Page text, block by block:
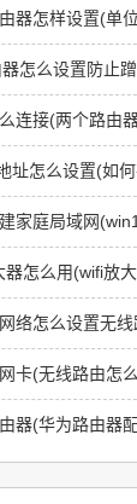
器怎样设置(单
连接(两个路由
怎么用(wifi放
卡(无线路由怎
器(华为路由器